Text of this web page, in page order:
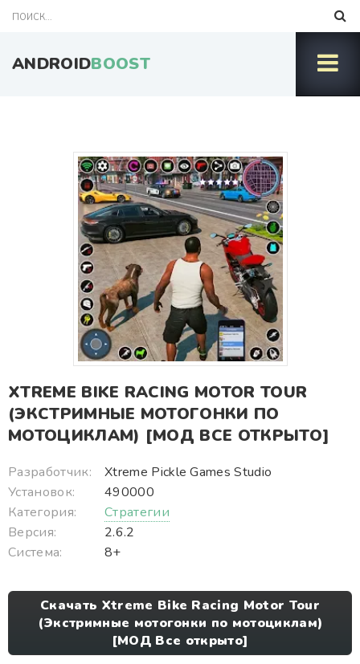
ANDROIDBOOST
XTREME BIKE RACING MOTOR TOUR
(ЭКСТРИМНЫЕ МОТОГОНКИ ПО
МОТОЦИКЛАМ) [МОД ВСЕ ОТКРЫТО]
Разработчик:
Xtreme Pickle Games Studio
Установок:
490000
Категория:
Стратегии
Версия:
2.6.2
Система:
8+
Скачать Xtreme Bike Racing Motor Tour
(Экстримные мотогонки по мотоциклам)
[МОД Все открыто]